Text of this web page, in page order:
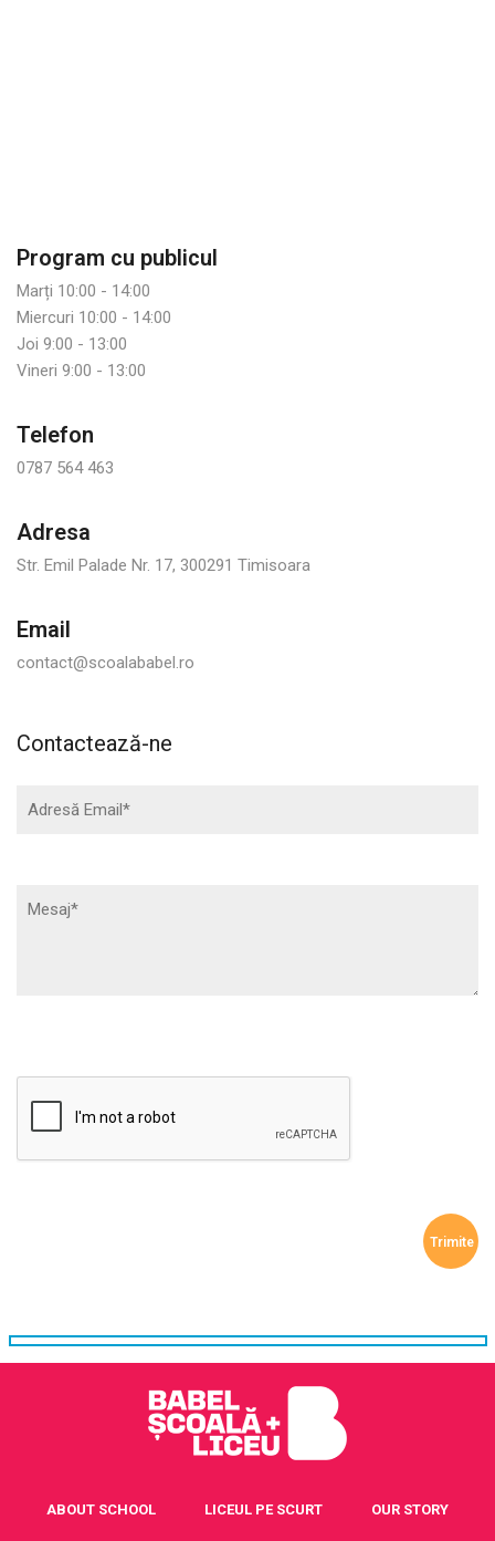
Program cu publicul
Marți 10:00 - 14:00
Miercuri 10:00 - 14:00
Joi 9:00 - 13:00
Vineri 9:00 - 13:00
Telefon
0787 564 463
Adresa
Str. Emil Palade Nr. 17, 300291 Timisoara
Email
contact@scoalababel.ro
Contactează-ne
ABOUT SCHOOL LICEUL PE SCURT OUR STORY